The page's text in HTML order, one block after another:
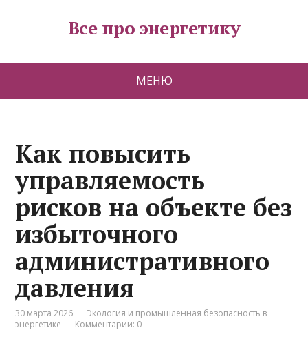
Все про энергетику
МЕНЮ
Как повысить
управляемость
рисков на объекте без
избыточного
административного
давления
30 марта 2026
Экология и промышленная безопасность в
энергетике
Комментарии: 0